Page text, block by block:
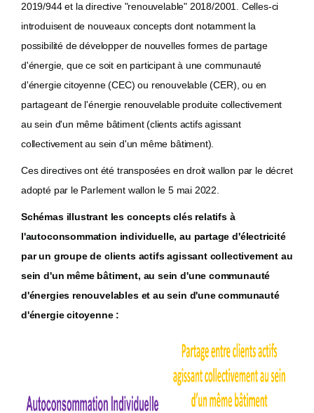
2019/944 et la directive "renouvelable" 2018/2001. Celles-ci
introduisent de nouveaux concepts dont notamment la
possibilité de développer de nouvelles formes de partage
d'énergie, que ce soit en participant à une communauté
d'énergie citoyenne (CEC) ou renouvelable (CER), ou en
partageant de l'énergie renouvelable produite collectivement
au sein d'un même bâtiment (clients actifs agissant
collectivement au sein d'un même bâtiment).
Ces directives ont été transposées en droit wallon par le décret
adopté par le Parlement wallon le 5 mai 2022.
Schémas illustrant les concepts clés relatifs à
l'autoconsommation individuelle, au partage d'électricité
par un groupe de clients actifs agissant collectivement au
sein d'un même bâtiment, au sein d'une communauté
d'énergies renouvelables et au sein d'une communauté
d'énergie citoyenne :